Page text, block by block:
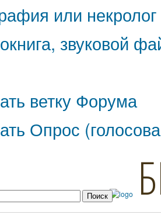
или некролог
звуковой
ветку Форума
Опрос